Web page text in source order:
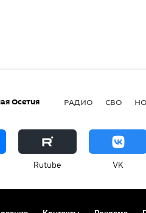
Осетия РАДИО СВО
Rutube VK